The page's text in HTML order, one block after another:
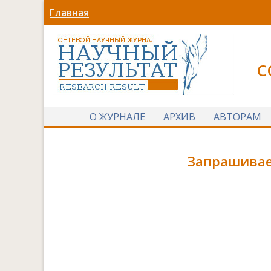
Главная
О ЖУРНАЛЕ АРХИВ АВТОРАМ